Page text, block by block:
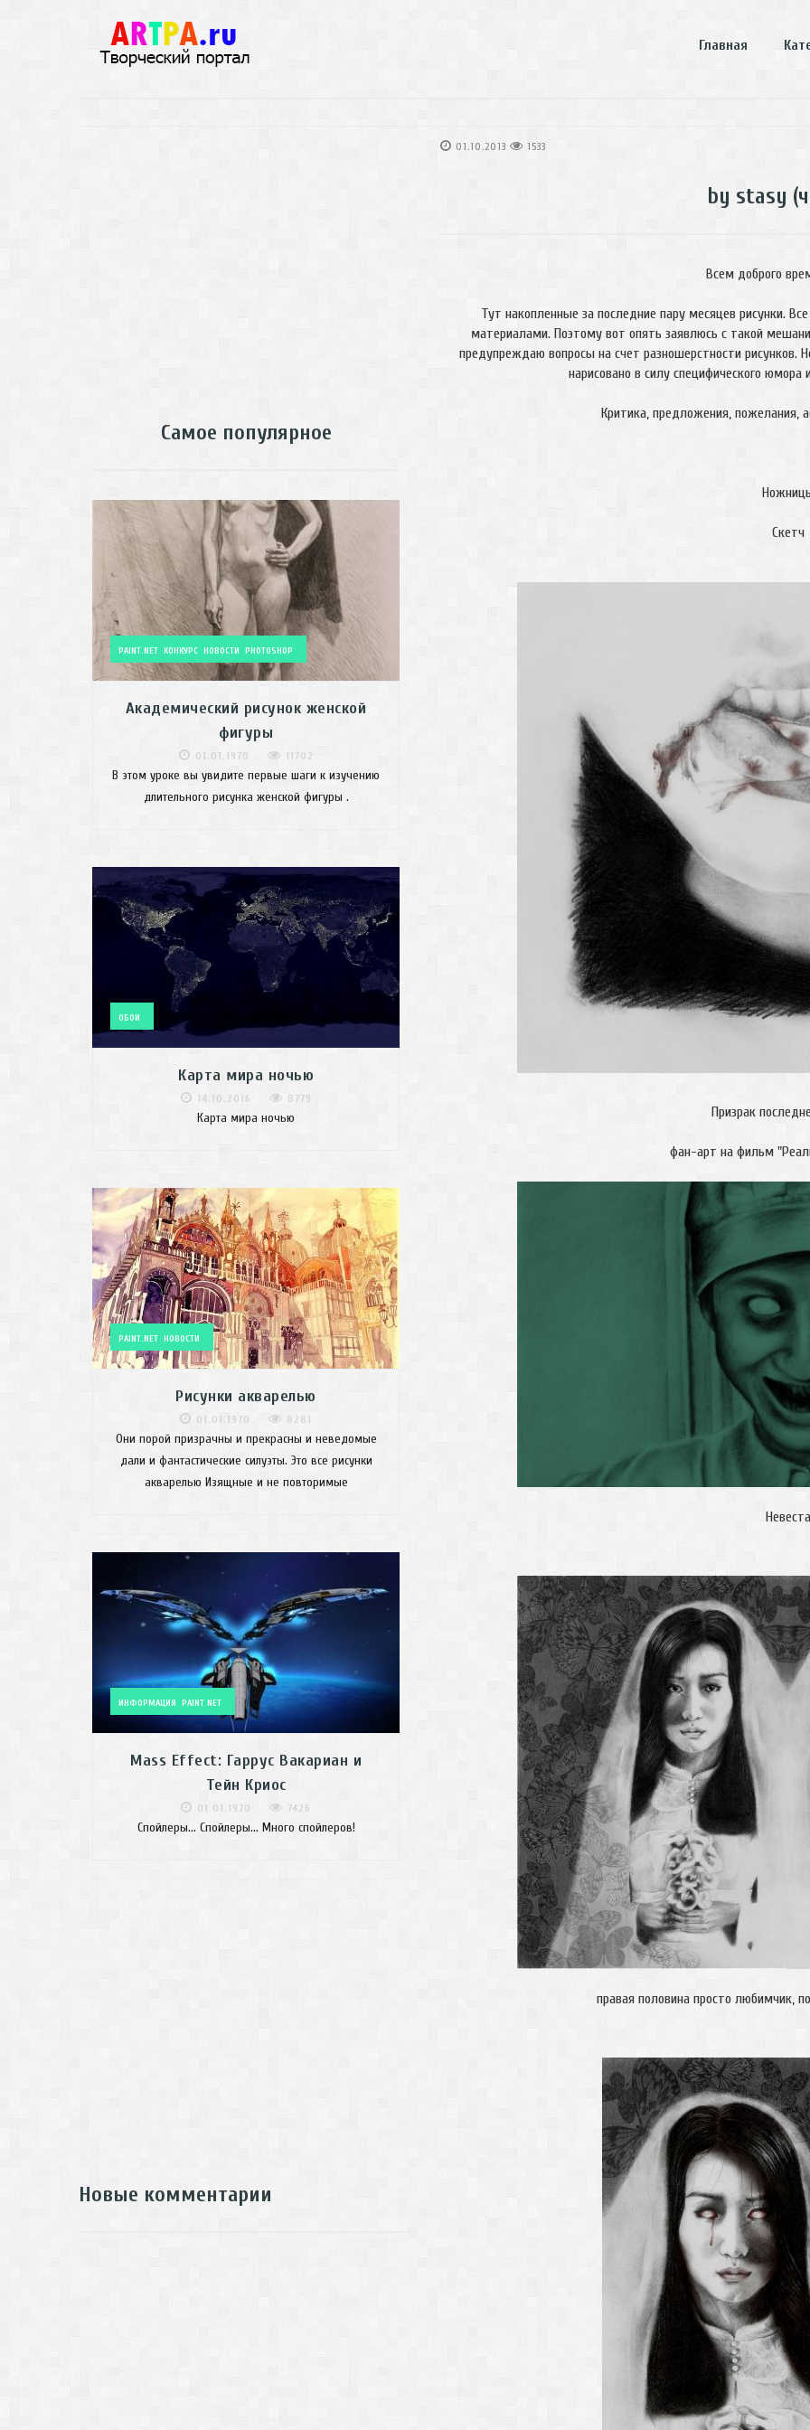
Главная
01.10.2013 1533
by stasy
Всем доброго
Тут накопленные за последние пару месяцев рисунки.
материалами. Поэтому вот опять заявлюсь с такой
предупреждаю вопросы на счет разношерстности рисунков.
нарисовано в силу специфического
Критика, предложения, пожелания,
Скетч
Призрак
фан-арт на фильм
Невеста
правая половина просто любимчик,
Самое популярное
PAINT.NET КОНКУРС НОВОСТИ PHOTOSHOP
Академический рисунок женской
фигуры
01.01.1970 11702
В этом уроке вы увидите первые шаги к изучению
длительного рисунка женской фигуры .
ОБОИ
Карта мира ночью
14.10.2016 8779
Карта мира ночью
PAINT.NET НОВОСТИ
Рисунки акварелью
01.01.1970 8281
Они порой призрачны и прекрасны и неведомые
дали и фантастические силуэты. Это все рисунки
акварелью Изящные и не повторимые
ИНФОРМАЦИЯ PAINT.NET
Mass Effect: Гаррус Вакариан и
Тейн Криос
01.01.1970 7426
Спойлеры... Спойлеры... Много спойлеров!
Новые комментарии